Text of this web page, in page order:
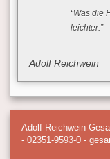
“Was die
leichter.”
Adolf Reichwein
Adolf-Reichwein-
- 02351-9593-0 -